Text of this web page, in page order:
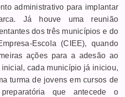
administrativo para implantar
Já houve uma reunião
dos três municípios e do
Escola (CIEE), quando
ações para a adesão ao
cada município já iniciou,
turma de jovens em cursos de
que antecede o